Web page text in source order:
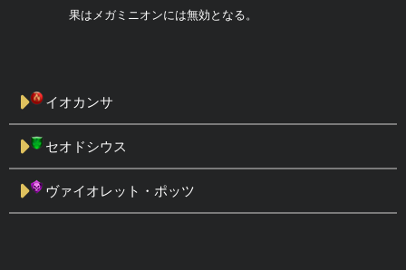
果はメガミニオンには無効となる。
イオカンサ
セオドシウス
ヴァイオレット・ポッツ